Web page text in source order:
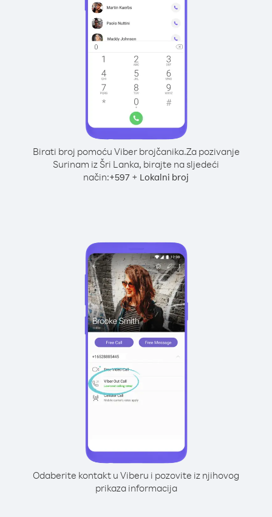
Birati broj pomoću Viber brojčanika.Za pozivanje
Surinam iz Šri Lanka, birajte na sljedeći
način:+597 + Lokalni broj
Odaberite kontakt u Viberu i pozovite iz njihovog
prikaza informacija